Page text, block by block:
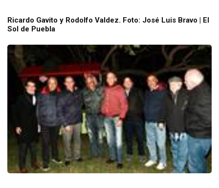
Ricardo Gavito y Rodolfo Valdez. Foto: José Luis Bravo | El
Sol de Puebla